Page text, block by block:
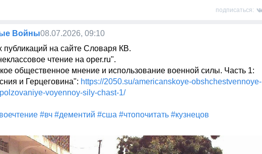
подписаться:
Войны08.07.2026, 09:10
на сайте Словаря КВ.
чтение на oper.ru".
общественное мнение и использование военной силы. Часть 1:
и Герцеговина": https://2050.su/americanskoye-obshchestvennoye-
voyennoy-sily-chast-1/
#вч #дементий #сша #чтопочитать #кузнецов